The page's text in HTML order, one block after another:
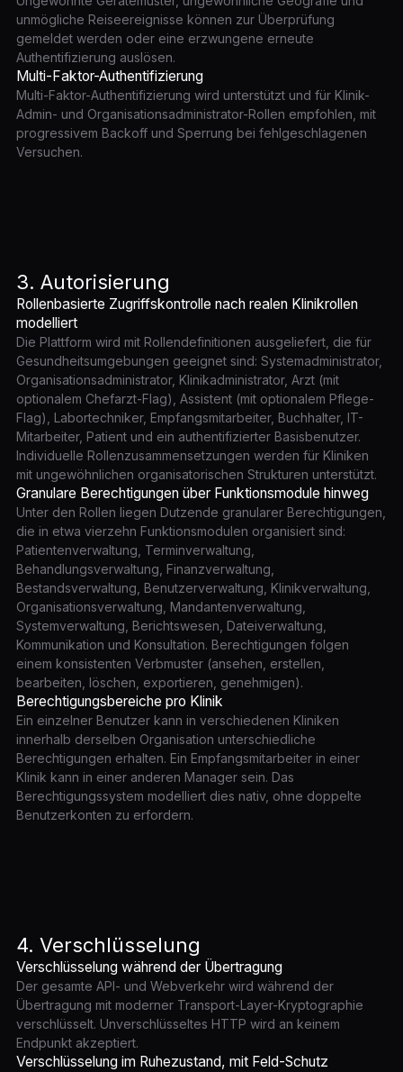
unmögliche Reiseereignisse können zur Überprüfung
gemeldet werden oder eine erzwungene erneute
Authentifizierung auslösen.
Multi-Faktor-Authentifizierung
Multi-Faktor-Authentifizierung wird unterstützt und für Klinik-
Admin- und Organisationsadministrator-Rollen empfohlen, mit
progressivem Backoff und Sperrung bei fehlgeschlagenen
Versuchen.
3. Autorisierung
Rollenbasierte Zugriffskontrolle nach realen Klinikrollen
modelliert
Die Plattform wird mit Rollendefinitionen ausgeliefert, die für
Gesundheitsumgebungen geeignet sind: Systemadministrator,
Organisationsadministrator, Klinikadministrator, Arzt (mit
optionalem Chefarzt-Flag), Assistent (mit optionalem Pflege-
Flag), Labortechniker, Empfangsmitarbeiter, Buchhalter, IT-
Mitarbeiter, Patient und ein authentifizierter Basisbenutzer.
Individuelle Rollenzusammensetzungen werden für Kliniken
mit ungewöhnlichen organisatorischen Strukturen unterstützt.
Granulare Berechtigungen über Funktionsmodule hinweg
Unter den Rollen liegen Dutzende granularer Berechtigungen,
die in etwa vierzehn Funktionsmodulen organisiert sind:
Patientenverwaltung, Terminverwaltung,
Behandlungsverwaltung, Finanzverwaltung,
Bestandsverwaltung, Benutzerverwaltung, Klinikverwaltung,
Organisationsverwaltung, Mandantenverwaltung,
Systemverwaltung, Berichtswesen, Dateiverwaltung,
Kommunikation und Konsultation. Berechtigungen folgen
einem konsistenten Verbmuster (ansehen, erstellen,
bearbeiten, löschen, exportieren, genehmigen).
Berechtigungsbereiche pro Klinik
Ein einzelner Benutzer kann in verschiedenen Kliniken
innerhalb derselben Organisation unterschiedliche
Berechtigungen erhalten. Ein Empfangsmitarbeiter in einer
Klinik kann in einer anderen Manager sein. Das
Berechtigungssystem modelliert dies nativ, ohne doppelte
Benutzerkonten zu erfordern.
4. Verschlüsselung
Verschlüsselung während der Übertragung
Der gesamte API- und Webverkehr wird während der
Übertragung mit moderner Transport-Layer-Kryptographie
verschlüsselt. Unverschlüsseltes HTTP wird an keinem
Endpunkt akzeptiert.
Verschlüsselung im Ruhezustand, mit Feld-Schutz